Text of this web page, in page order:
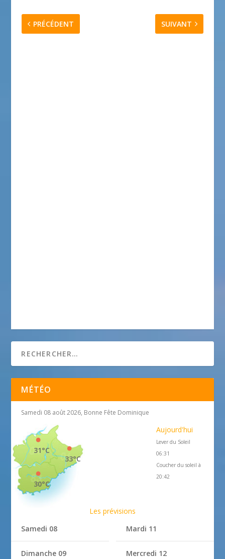
PRÉCÉDENT SUIVANT
MÉTÉO
Samedi 08 août 2026, Bonne Fête Dominique
33°C
31°C
30°C
Aujourd'hui
Lever du Soleil
06:31
Coucher du soleil à
20:42
Les prévisions
Samedi 08
Dimanche 09
Mardi 11
Mercredi 12